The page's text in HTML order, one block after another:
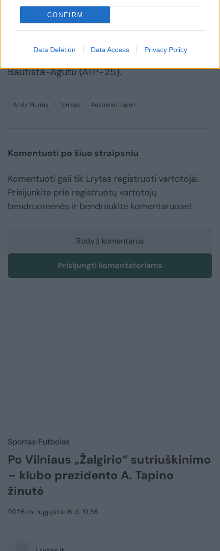
CONFIRM
Data Deletion Data Access Privacy Policy
A.Murray susikaus su ispanu Roberto
Bautista-Agutu (ATP-25).
Andy Murray Tenisas Australian Open
Komentuoti po šiuo straipsniu
Komentuoti gali tik Lrytas registruoti vartotojai.
Prisijunkite prie registruotų vartotojų
bendruomenės ir bendraukite komentaruose!
Rodyti komentarus
Prisijungti komentatoriams
Sportas Futbolas
Po Vilniaus „Žalgirio“ sutriuškinimo
– klubo prezidento A. Tapino
žinutė
2026 m. rugpjūčio 6 d. 19:36